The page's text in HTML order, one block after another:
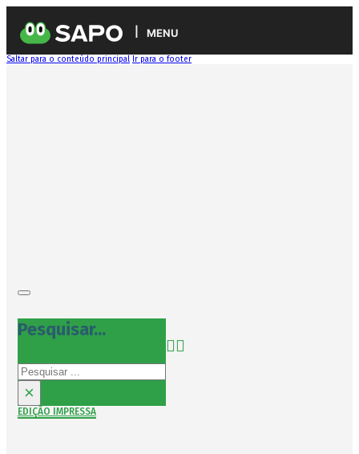
MENU
Saltar para o conteúdo principal Ir para o footer
Pesquisar...
Pesquisar
×
EDIÇÃO IMPRESSA